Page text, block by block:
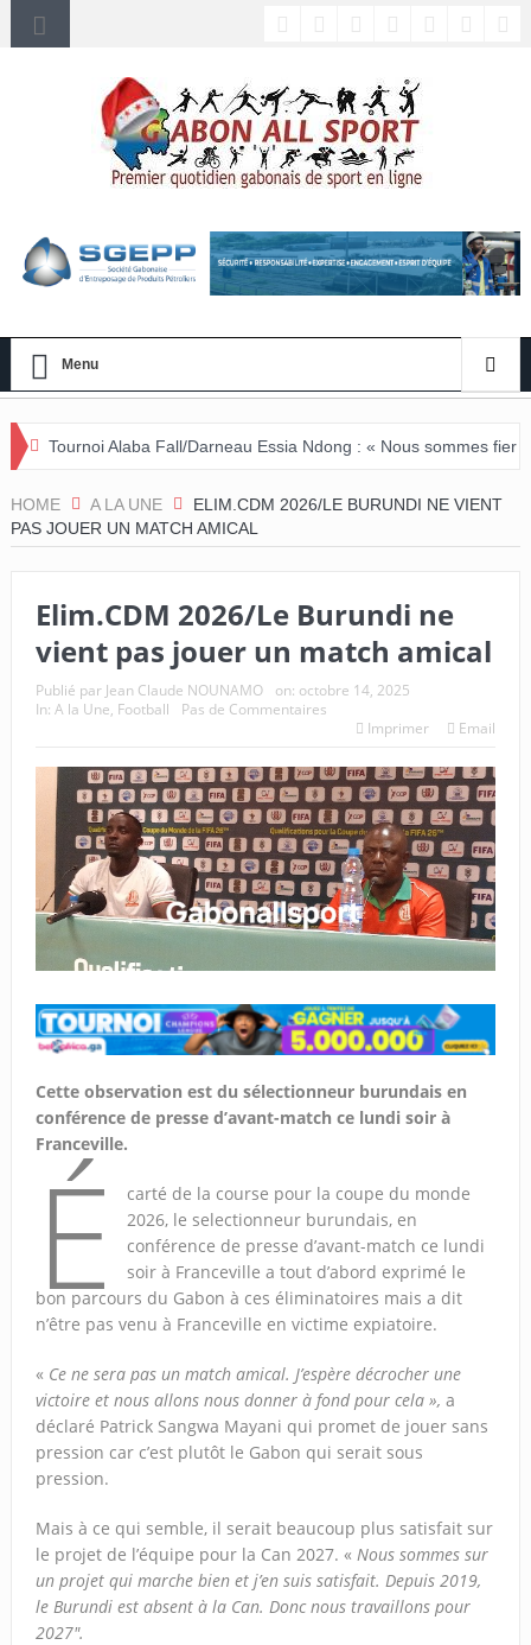
Menu
Fall/Darneau Essia Ndong : « Nous sommes fiers du parcours de
HOME A LA UNE
ELIM.CDM 2026/LE BURUNDI NE VIENT
PAS JOUER UN MATCH AMICAL
Elim.CDM 2026/Le Burundi ne
vient pas jouer un match amical
Publié par Jean Claude NOUNAMO on: octobre 14, 2025
In: A la Une, Football
Pas de Commentaires
Imprimer
Email
Cette observation est du sélectionneur burundais en
conférence de presse d’avant-match ce lundi soir à
Franceville.
É
carté de la course pour la coupe du monde
2026, le selectionneur burundais, en
conférence de presse d’avant-match ce lundi
soir à Franceville a tout d’abord exprimé le
bon parcours du Gabon à ces éliminatoires mais a dit
n’être pas venu à Franceville en victime expiatoire.
« Ce ne sera pas un match amical. J’espère décrocher une
victoire et nous allons nous donner à fond pour cela », a
déclaré Patrick Sangwa Mayani qui promet de jouer sans
pression car c’est plutôt le Gabon qui serait sous
pression.
Mais à ce qui semble, il serait beaucoup plus satisfait sur
le projet de l’équipe pour la Can 2027. « Nous sommes sur
un projet qui marche bien et j’en suis satisfait. Depuis 2019,
le Burundi est absent à la Can. Donc nous travaillons pour
2027″.